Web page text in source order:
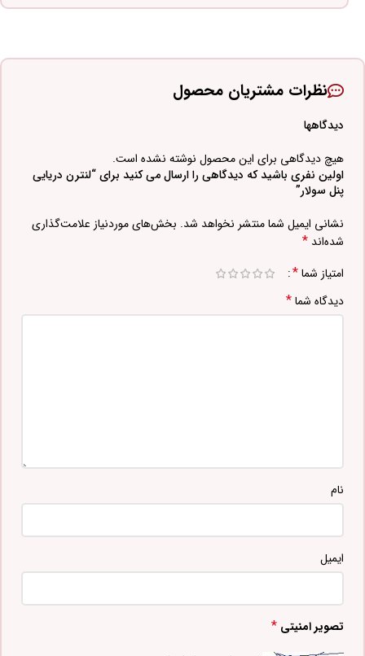
نظرات مشتریان محصول
دیدگاهها
هیچ دیدگاهی برای این محصول نوشته نشده است.
اولین نفری باشید که دیدگاهی را ارسال می کنید برای “لنترن دریایی
پنل سولار”
نشانی ایمیل شما منتشر نخواهد شد. بخش‌های موردنیاز علامت‌گذاری
شده‌اند *
امتیاز شما*
دیدگاه شما*
نام
ایمیل
تصویر امنیتی *